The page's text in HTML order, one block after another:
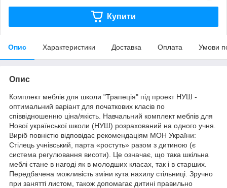
Купити
Опис Характеристики Доставка Оплата Умови
Опис
Комплект меблів для школи "Трапеція" під проект НУШ -
оптимальний варіант для початкових класів по
співвідношенню ціна/якість. Навчальний комплект меблів для
Нової української школи (НУШ) розрахований на одного учня.
Виріб повністю відповідає рекомендаціям МОН України:
Стілець учнівський, парта «ростуть» разом з дитиною (є
система регулювання висоти). Це означає, що така шкільна
меблі стане в нагоді як в молодших класах, так і в старших.
Передбачена можливість зміни кута нахилу стільниці. Зручно
при занятті листом, також допомагає дитині правильно